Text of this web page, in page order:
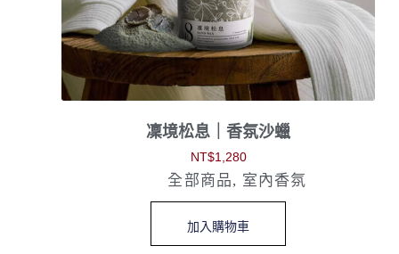
凜境松息｜香氛沙蠟
NT$1,280
全部商品, 室內香氛
加入購物車